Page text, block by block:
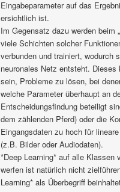
Eingabeparameter auf das
ersichtlich ist.
Im Gegensatz dazu werden beim
viele Schichten solcher
verbunden und trainiert, wodurch
neuronales Netz entsteht. Dieses
sein, Probleme zu lösen, bei
welche Parameter überhaupt an
Entscheidungsfindung beteiligt
dem zählenden Pferd) oder die
Eingangsdaten zu hoch für
(z.B. Bilder oder Audiodaten).
*Deep Learning* auf alle Klassen
werfen ist natürlich nicht
Learning* als Überbegriff